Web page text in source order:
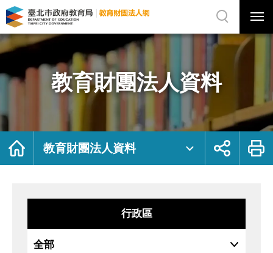
教
育
團
資
料
府
局
法
網
站
選
選
單
關
網
站
尋
教育財團法人資料
首
教育財團法人資料
展
鈕
列
行政區